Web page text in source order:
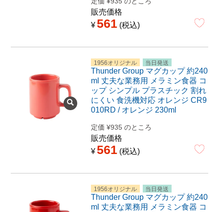
販売価格
¥561 税込
1956オリジナル 当日発送
Thunder Group マグカップ 約240
ml 丈夫な業務用 メラミン食器 コ
ップ シンプル プラスチック 割れ
にくい 食洗機対応 オレンジ CR9
010RD / オレンジ 230ml
定価 ¥935 のところ
販売価格
¥561 税込
1956オリジナル 当日発送
Thunder Group マグカップ 約240
ml 丈夫な業務用 メラミン食器 コ